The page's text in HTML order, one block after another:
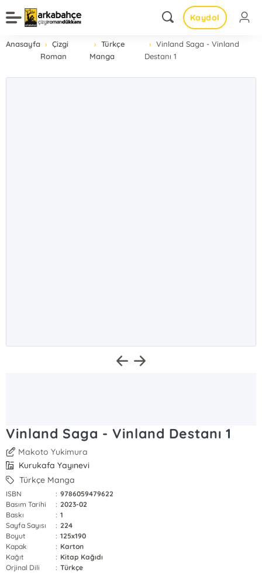
Kaydol
Anasayfa
Çizgi
Roman
Türkçe
Manga
Vinland Saga - Vinland
Destanı 1
Vinland Saga - Vinland Destanı 1
Makoto Yukimura
Kurukafa Yayınevi
Türkçe Manga
ISBN : 9786059479622
Basım Tarihi
: 2023-02
Baskı
: 1
Sayfa Sayısı
: 224
Boyut
: 125x190
Kapak
: Karton
Kağıt
: Kitap Kağıdı
Orjinal Dili
: Türkçe